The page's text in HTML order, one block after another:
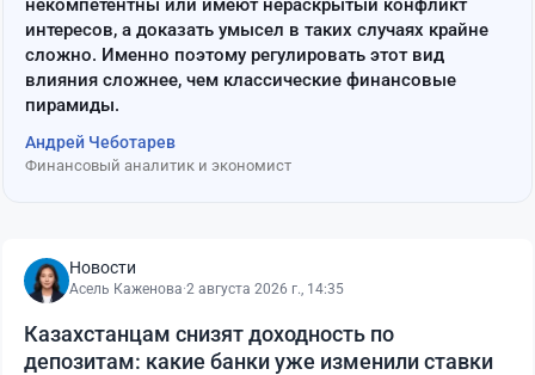
некомпетентны или имеют нераскрытый конфликт
интересов, а доказать умысел в таких случаях крайне
сложно. Именно поэтому регулировать этот вид
влияния сложнее, чем классические финансовые
пирамиды.
Андрей Чеботарев
Финансовый аналитик и экономист
Новости
Асель Каженова·2 августа 2026 г., 14:35
Казахстанцам снизят доходность по
депозитам: какие банки уже изменили ставки